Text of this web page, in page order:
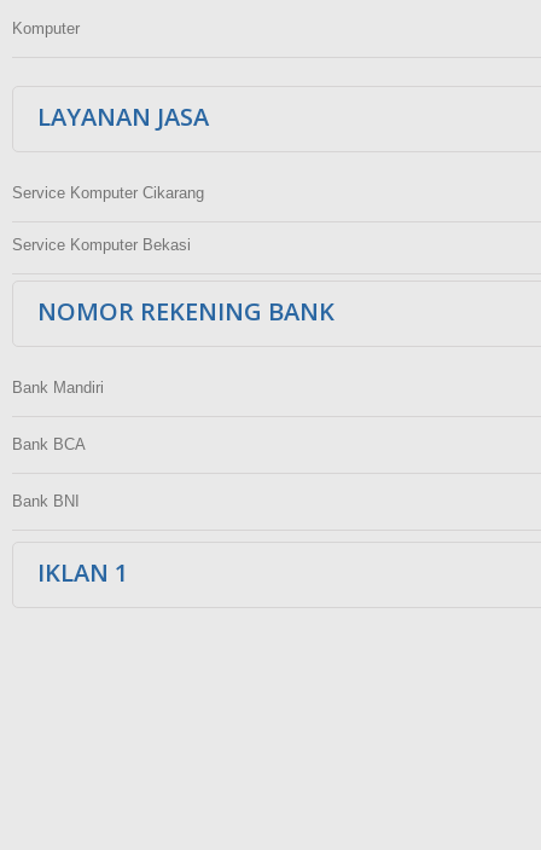
Komputer
LAYANAN JASA
Service Komputer Cikarang
Service Komputer Bekasi
NOMOR REKENING BANK
Bank Mandiri
Bank BCA
Bank BNI
IKLAN 1